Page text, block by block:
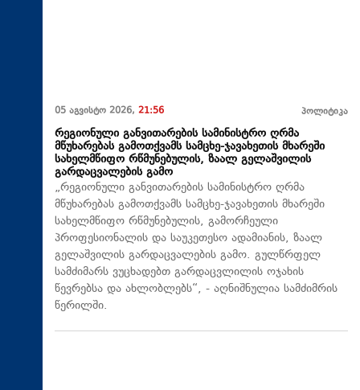
05 აგვისტო 2026, 21:56 პოლიტიკა
რეგიონული განვითარების სამინისტრო ღრმა
მწუხარებას გამოთქვამს სამცხე-ჯავახეთის მხარეში
სახელმწიფო რწმუნებულის, ზაალ გელაშვილის
გარდაცვალების გამო
„რეგიონული განვითარების სამინისტრო ღრმა
მწუხარებას გამოთქვამს სამცხე-ჯავახეთის მხარეში
სახელმწიფო რწმუნებულის, გამორჩეული
პროფესიონალის და საუკეთესო ადამიანის, ზაალ
გელაშვილის გარდაცვალების გამო. გულწრფელ
სამძიმარს ვუცხადებთ გარდაცვლილის ოჯახის
წევრებსა და ახლობლებს“, - აღნიშნულია სამძიმრის
წერილში.